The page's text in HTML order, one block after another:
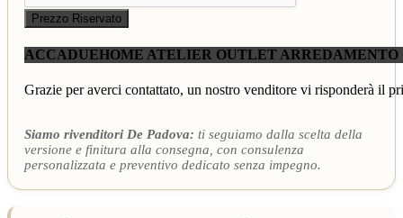
Prezzo Riservato
ACCADUEHOME ATELIER OUTLET ARREDAMENTO
Grazie per averci contattato, un nostro venditore vi risponderà il
Siamo rivenditori De Padova: ti seguiamo dalla scelta della
versione e finitura alla consegna, con consulenza
personalizzata e preventivo dedicato senza impegno.